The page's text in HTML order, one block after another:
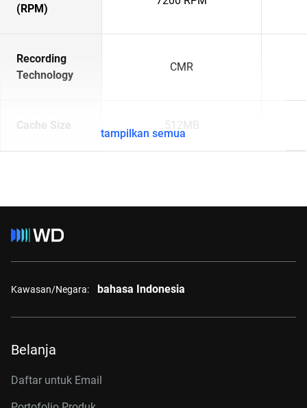
(RPM)
Recording
Technology
CMR
Cache Size 512MB
tampilkan semua
Kawasan/Negara: bahasa Indonesia
Belanja
Daftar untuk Email